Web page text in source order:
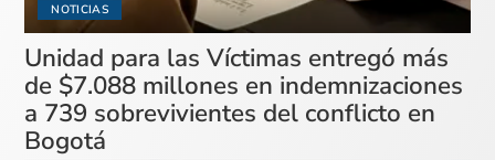
NOTICIAS
Unidad para las Víctimas entregó más
de $7.088 millones en indemnizaciones
a 739 sobrevivientes del conflicto en
Bogotá